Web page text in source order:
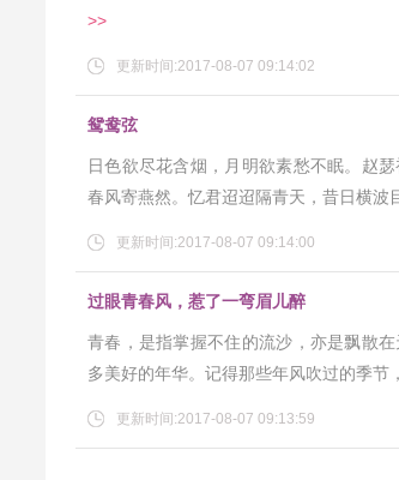
>>
更新时间:2017-08-07 09:14:02
鸳鸯弦
日色欲尽花含烟，月明欲素愁不眠。赵
春风寄燕然。忆君迢迢隔青天，昔日横波
更新时间:2017-08-07 09:14:00
过眼青春风，惹了一弯眉儿醉
青春，是指掌握不住的流沙，亦是飘散
多美好的年华。记得那些年风吹过的季
更新时间:2017-08-07 09:13:59